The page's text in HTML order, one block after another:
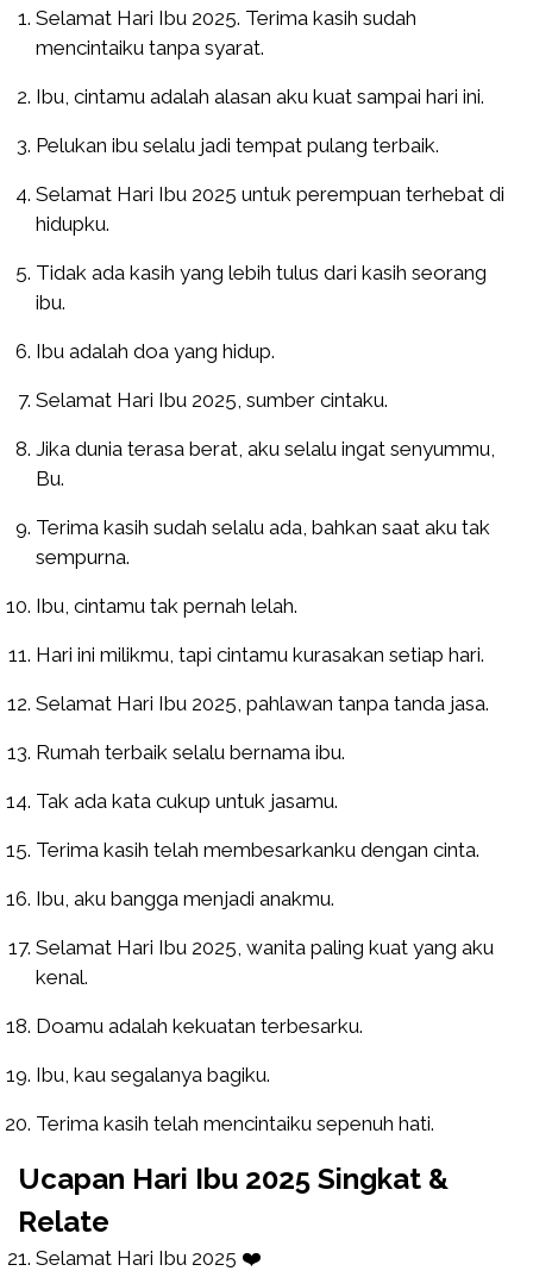
Selamat Hari Ibu 2025. Terima kasih sudah
mencintaiku tanpa syarat.
Ibu, cintamu adalah alasan aku kuat sampai hari ini.
Pelukan ibu selalu jadi tempat pulang terbaik.
Selamat Hari Ibu 2025 untuk perempuan terhebat di
hidupku.
Tidak ada kasih yang lebih tulus dari kasih seorang
ibu.
Ibu adalah doa yang hidup.
Selamat Hari Ibu 2025, sumber cintaku.
Jika dunia terasa berat, aku selalu ingat senyummu,
Bu.
Terima kasih sudah selalu ada, bahkan saat aku tak
sempurna.
Ibu, cintamu tak pernah lelah.
Hari ini milikmu, tapi cintamu kurasakan setiap hari.
Selamat Hari Ibu 2025, pahlawan tanpa tanda jasa.
Rumah terbaik selalu bernama ibu.
Tak ada kata cukup untuk jasamu.
Terima kasih telah membesarkanku dengan cinta.
Ibu, aku bangga menjadi anakmu.
Selamat Hari Ibu 2025, wanita paling kuat yang aku
kenal.
Doamu adalah kekuatan terbesarku.
Ibu, kau segalanya bagiku.
Terima kasih telah mencintaiku sepenuh hati.
Ucapan Hari Ibu 2025 Singkat &
Relate
Selamat Hari Ibu 2025 ❤️